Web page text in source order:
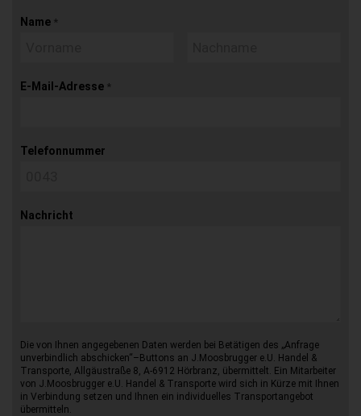
Name *
E-Mail-Adresse *
Telefonnummer
Nachricht
Die von Ihnen angegebenen Daten werden bei Betätigen des „Anfrage
unverbindlich abschicken“–Buttons an J.Moosbrugger e.U. Handel &
Transporte, Allgäustraße 8, A-6912 Hörbranz, übermittelt. Ein Mitarbeiter
von J.Moosbrugger e.U. Handel & Transporte wird sich in Kürze mit Ihnen
in Verbindung setzen und Ihnen ein individuelles Transportangebot
übermitteln.